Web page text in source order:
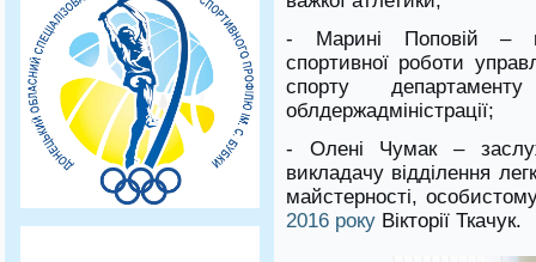
- Марині Поповій –
спортивної роботи
спорту
облдержадміністрації;
- Олені Чумак –
викладачу відділення
майстерності,
2016 року Вікторії Ткачук.